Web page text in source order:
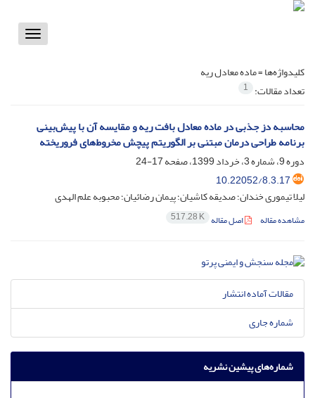
Toggle
کلیدواژه‌ها =ماده معادل ریه
تعداد مقالات: 1
محاسبه دز جذبی در ماده معادل بافت ریه و مقایسه آن با پیش‌بینی
برنامه طراحی درمان مبتنی بر الگوریتم پیچش مخروط‌های فروریخته
دوره 9، شماره 3، خرداد 1399، صفحه
17-24
10.22052/8.3.17
لیلا تیموری خندان؛ صدیقه کاشیان؛ پیمان رضائیان؛ محبوبه علم الهدی
مشاهده مقاله اصل مقاله 517.28 K
مقالات آماده انتشار
شماره جاری
شماره‌های پیشین نشریه